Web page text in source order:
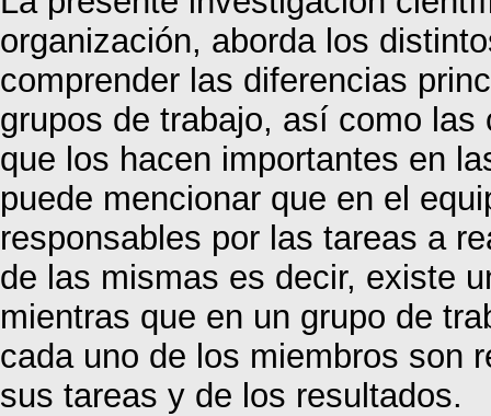
organización, aborda los
comprender las diferencias
grupos de trabajo, así como
que los hacen importantes en
puede mencionar que en el
responsables por las tareas a
de las mismas es decir, existe
mientras que en un grupo de
cada uno de los miembros son
sus tareas y de los resultados.